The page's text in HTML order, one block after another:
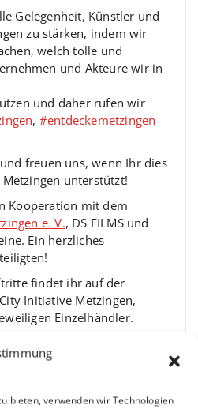
bieten, verwenden wir Technologien
Gelegenheit, Künstler und
zu stärken, indem wir
welch tolle und
und Akteure wir in
und daher rufen wir
, #entdeckemetzingen
freuen uns, wenn Ihr dies
unterstützt!
Kooperation mit dem
e. V., DS FILMS und
Ein herzliches
findet ihr auf der
Initiative Metzingen,
Einzelhändler.